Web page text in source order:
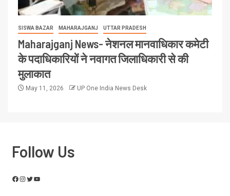
SISWA BAZAR MAHARAJGANJ UTTAR PRADESH
Maharajganj News- नेशनल मानवाधिकार कमेटी
के पदाधिकारियों ने नवागत जिलाधिकारी से की
मुलाकात
May 11, 2026 UP One India News Desk
Follow Us